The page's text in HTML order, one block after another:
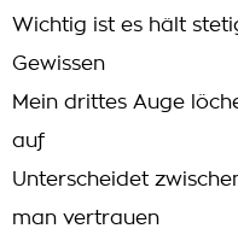
Wichtig ist es hält
Gewissen
Mein drittes Auge
auf
Unterscheidet
man vertrauen